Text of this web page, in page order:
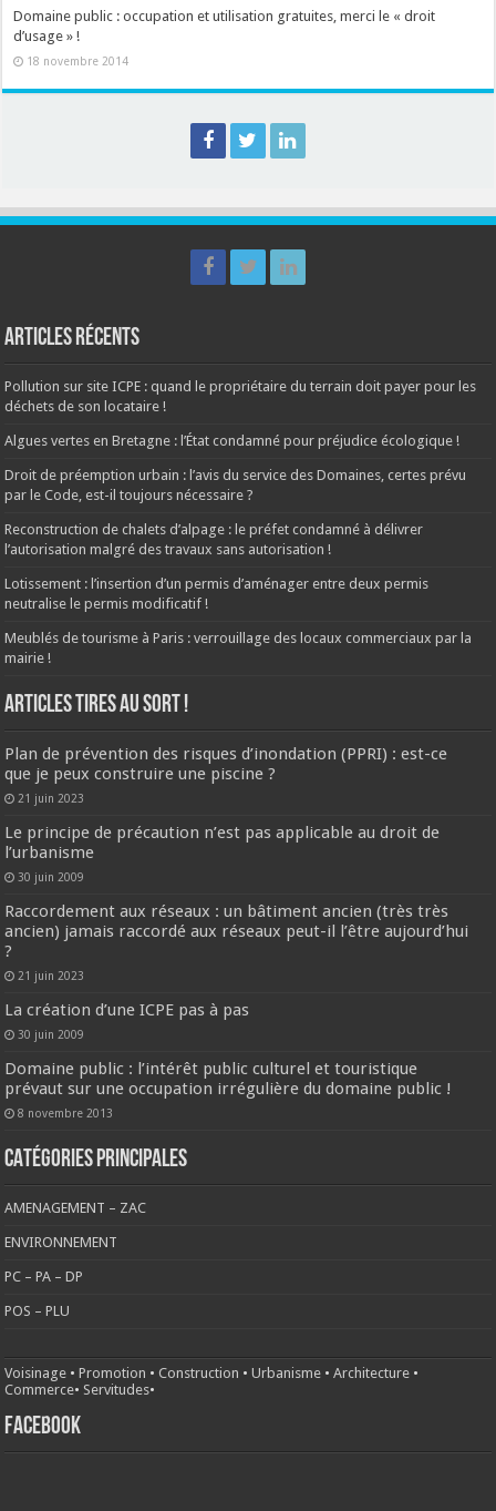
Domaine public : occupation et utilisation gratuites, merci le « droit
d’usage » !
18 novembre 2014
Articles récents
Pollution sur site ICPE : quand le propriétaire du terrain doit payer pour les
déchets de son locataire !
Algues vertes en Bretagne : l’État condamné pour préjudice écologique !
Droit de préemption urbain : l’avis du service des Domaines, certes prévu
par le Code, est-il toujours nécessaire ?
Reconstruction de chalets d’alpage : le préfet condamné à délivrer
l’autorisation malgré des travaux sans autorisation !
Lotissement : l’insertion d’un permis d’aménager entre deux permis
neutralise le permis modificatif !
Meublés de tourisme à Paris : verrouillage des locaux commerciaux par la
mairie !
ARTICLES TIRES AU SORT !
Plan de prévention des risques d’inondation (PPRI) : est-ce
que je peux construire une piscine ?
21 juin 2023
Le principe de précaution n’est pas applicable au droit de
l’urbanisme
30 juin 2009
Raccordement aux réseaux : un bâtiment ancien (très très
ancien) jamais raccordé aux réseaux peut-il l’être aujourd’hui
?
21 juin 2023
La création d’une ICPE pas à pas
30 juin 2009
Domaine public : l’intérêt public culturel et touristique
prévaut sur une occupation irrégulière du domaine public !
8 novembre 2013
CATÉGORIES PRINCIPALES
AMENAGEMENT – ZAC
ENVIRONNEMENT
PC – PA – DP
POS – PLU
Voisinage •Promotion •Construction •Urbanisme •Architecture •
Commerce• Servitudes•
FACEBOOK